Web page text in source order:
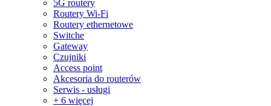
5G routery
Routery Wi-Fi
Routery ethernetowe
Switche
Gateway
Czujniki
Access point
Akcesoria do routerów
Serwis - usługi
+ 6 więcej